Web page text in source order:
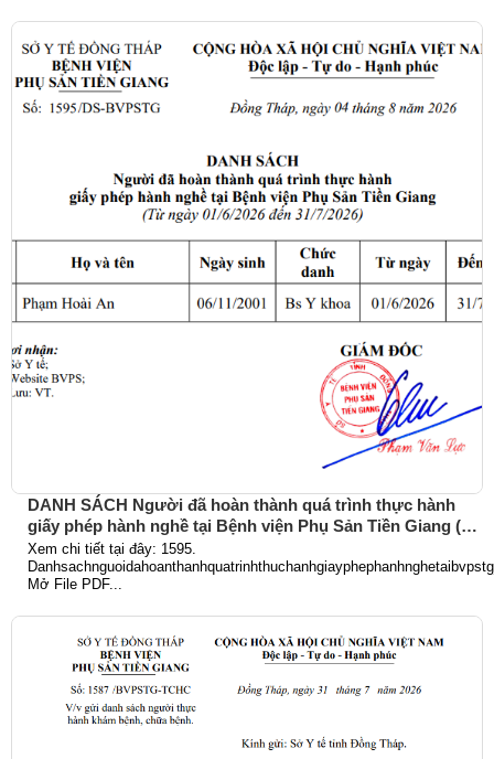
DANH SÁCH Người đã hoàn thành quá trình thực hành
giấy phép hành nghề tại Bệnh viện Phụ Sản Tiền Giang (Từ
ngày 01/6/2026 đến 31/7/2026)
Xem chi tiết tại đây: 1595.
Mở File PDF...